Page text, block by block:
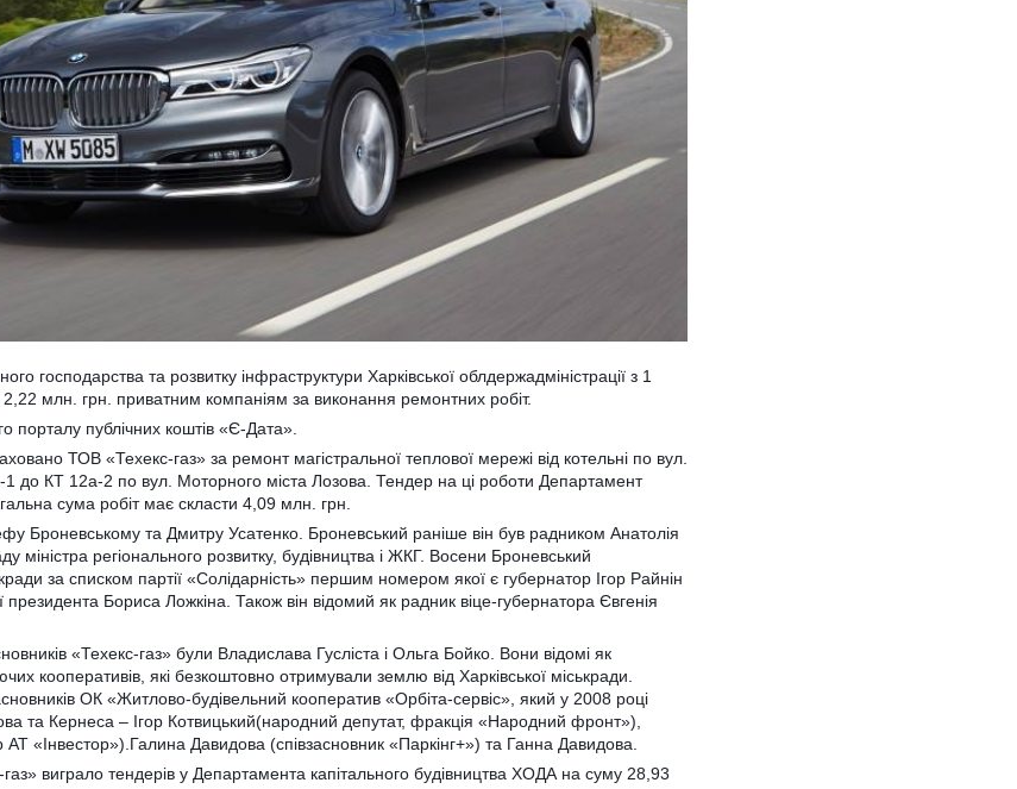
господарства та розвитку інфраструктури Харківської облдержадміністрації з 1
млн. грн. приватним компаніям за виконання ремонтних робіт.
порталу публічних коштів «Є-Дата».
ТОВ «Техекс-газ» за ремонт магістральної теплової мережі від котельні по вул.
1 до КТ 12а-2 по вул. Моторного міста Лозова. Тендер на ці роботи Департамент
сума робіт має скласти 4,09 млн. грн.
Броневському та Дмитру Усатенко. Броневський раніше він був радником Анатолія
міністра регіонального розвитку, будівництва і ЖКГ. Восени Броневський
за списком партії «Солідарність» першим номером якої є губернатор Ігор Райнін
президента Бориса Ложкіна. Також він відомий як радник віце-губернатора Євгенія
«Техекс-газ» були Владислава Гусліста і Ольга Бойко. Вони відомі як
кооперативів, які безкоштовно отримували землю від Харківської міськради.
ОК «Житлово-будівельний кооператив «Орбіта-сервіс», який у 2008 році
та Кернеса – Ігор Котвицький(народний депутат, фракція «Народний фронт»),
«Інвестор»).Галина Давидова (співзасновник «Паркінг+») та Ганна Давидова.
виграло тендерів у Департамента капітального будівництва ХОДА на суму 28,93